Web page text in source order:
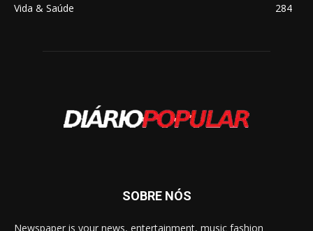
Vida & Saúde
284
SOBRE NÓS
Newspaper is your news, entertainment, music fashion